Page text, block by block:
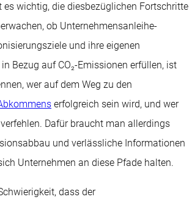
es wichtig, die diesbezüglichen Fortschritte
ob Unternehmensanleihe-
und ihre eigenen
Bezug auf CO₂-Emissionen erfüllen, ist
wer auf dem Weg zu den
erfolgreich sein wird, und wer
Dafür braucht man allerdings
und verlässliche Informationen
Unternehmen an diese Pfade halten.
dass der